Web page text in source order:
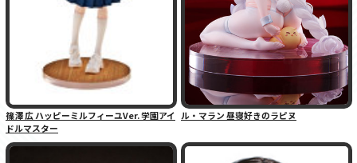
篠澤 広 ハッピーミルフィーユVer. 学園アイ
ドルマスター
ル・マラン 昼寝好きのラピヌ